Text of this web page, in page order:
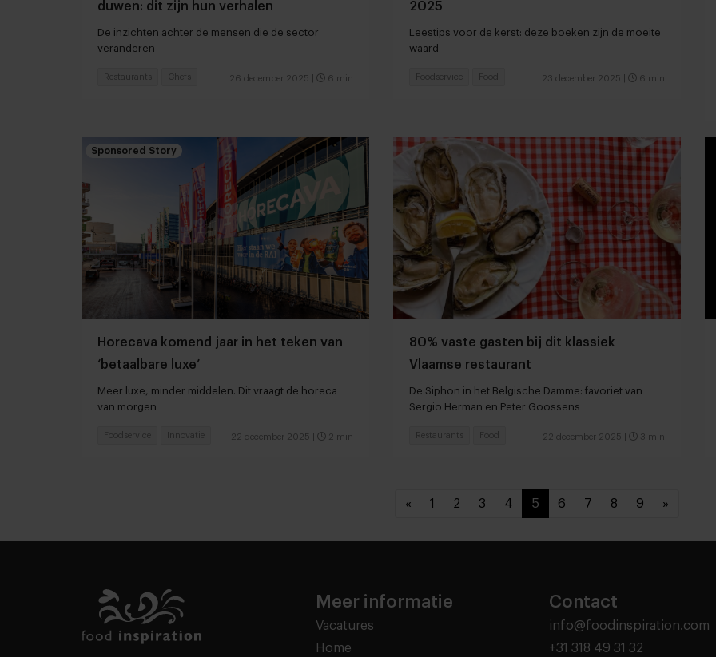
duwen: dit zijn hun verhalen
De inzichten achter de mensen die de sector
veranderen
26 december 2025 6 min
Restaurants Chefs
2025
Leestips voor de kerst: deze boeken zijn de moeite
waard
23 december 2025 6 min
Foodservice Food
Sponsored Story
Horecava komend jaar in het teken van
‘betaalbare luxe’
Meer luxe, minder middelen. Dit vraagt de horeca
van morgen
22 december 2025 2 min
Foodservice Innovatie
80% vaste gasten bij dit klassiek
Vlaamse restaurant
De Siphon in het Belgische Damme: favoriet van
Sergio Herman en Peter Goossens
22 december 2025 3 min
Restaurants Food
« 1 2 3 4 5 6 7 8 9 »
Meer informatie
Vacatures
Home
Contact
info@foodinspiration.com
+31 318 49 31 32